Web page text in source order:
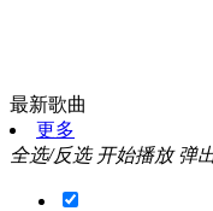
最新歌曲
更多
全选/反选 开始播放 弹